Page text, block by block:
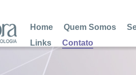
Home Quem Somos
Links
Contato